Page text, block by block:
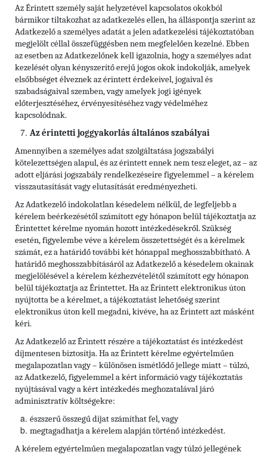
Az Érintett személy saját helyzetével kapcsolatos okokból
bármikor tiltakozhat az adatkezelés ellen, ha álláspontja szerint az
Adatkezelő a személyes adatát a jelen adatkezelési tájékoztatóban
megjelölt céllal összefüggésben nem megfelelően kezelné. Ebben
az esetben az Adatkezelőnek kell igazolnia, hogy a személyes adat
kezelését olyan kényszerítő erejű jogos okok indokolják, amelyek
elsőbbséget élveznek az érintett érdekeivel, jogaival és
szabadságaival szemben, vagy amelyek jogi igények
előterjesztéséhez, érvényesítéséhez vagy védelméhez
kapcsolódnak.
Az érintetti joggyakorlás általános szabályai
Amennyiben a személyes adat szolgáltatása jogszabályi
kötelezettségen alapul, és az érintett ennek nem tesz eleget, az – az
adott eljárási jogszabály rendelkezéseire figyelemmel – a kérelem
visszautasítását vagy elutasítását eredményezheti.
Az Adatkezelő indokolatlan késedelem nélkül, de legfeljebb a
kérelem beérkezésétől számított egy hónapon belül tájékoztatja az
Érintettet kérelme nyomán hozott intézkedésekről. Szükség
esetén, figyelembe véve a kérelem összetettségét és a kérelmek
számát, ez a határidő további két hónappal meghosszabbítható. A
határidő meghosszabbításáról az Adatkezelő a késedelem okainak
megjelölésével a kérelem kézhezvételétől számított egy hónapon
belül tájékoztatja az Érintettet. Ha az Érintett elektronikus úton
nyújtotta be a kérelmet, a tájékoztatást lehetőség szerint
elektronikus úton kell megadni, kivéve, ha az Érintett azt másként
kéri.
Az Adatkezelő az Érintett részére a tájékoztatást és intézkedést
díjmentesen biztosítja. Ha az Érintett kérelme egyértelműen
megalapozatlan vagy – különösen ismétlődő jellege miatt – túlzó,
az Adatkezelő, figyelemmel a kért információ vagy tájékoztatás
nyújtásával vagy a kért intézkedés meghozatalával járó
adminisztratív költségekre:
észszerű összegű díjat számíthat fel, vagy
megtagadhatja a kérelem alapján történő intézkedést.
A kérelem egyértelműen megalapozatlan vagy túlzó jellegének